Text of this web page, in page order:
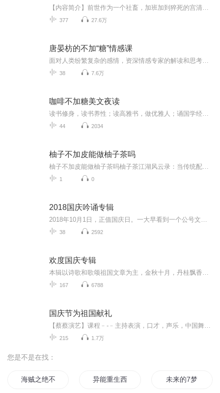
377 27.6万
唐晏枋的不加“糖”情感课
38 7.6万
咖啡不加糖美文夜读
44 2034
柚子不加皮能做柚子茶吗
1 0
2018国庆吟诵专辑
38 2592
欢度国庆专辑
167 6788
国庆节为祖国献礼
215 1.7万
您是不是在找：
海贼之绝不加班 异能重生西门庆 未来的7梦